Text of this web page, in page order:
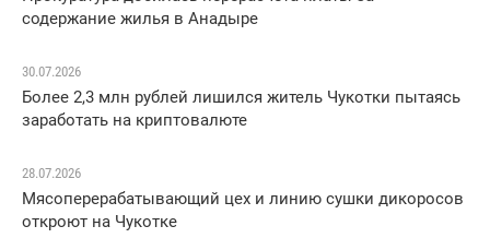
содержание жилья в Анадыре
30.07.2026
Более 2,3 млн рублей лишился житель Чукотки пытаясь
заработать на криптовалюте
28.07.2026
Мясоперерабатывающий цех и линию сушки дикоросов
откроют на Чукотке